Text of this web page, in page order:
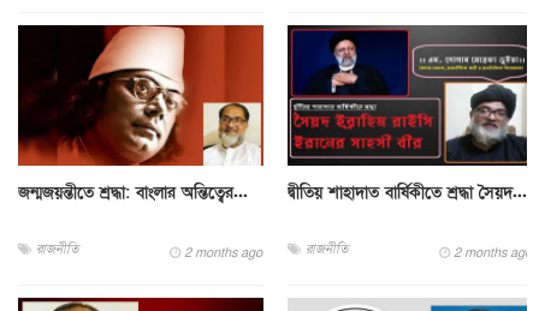
জন্মজয়ন্তীতে শ্রদ্ধা: বাংলার অন্তিত্বের...
রাজনীতি 2 months ago
দ্বীতিয় শাহাদাত বার্ষিকীতে শ্রদ্ধা সৈয়দ...
রাজনীতি 2 months ago